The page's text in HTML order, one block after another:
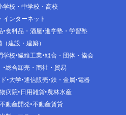
学校・中学校・高校
インターネット
食料品・酒屋 進学塾・学習塾
建設・建築）
学校 繊維工業 組合・団体・協会
総合卸売・商社・貿易
大学 通信販売 鉄・金属 電器
病院 日用雑貨 農林水産
不動産開発 不動産賃貸